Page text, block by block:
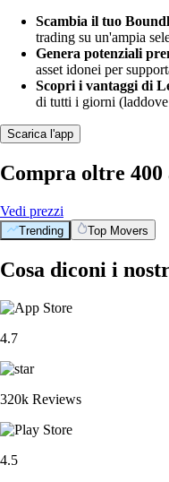
Scambia il tuo
trading su un'ampia
Genera potenziali
asset idonei per
Scopri i vantaggi di
di tutti i giorni
Scarica l'app
Compra oltre
Vedi prezzi
Trending Top Movers
Cosa diconi i
4.7
320k Reviews
4.5